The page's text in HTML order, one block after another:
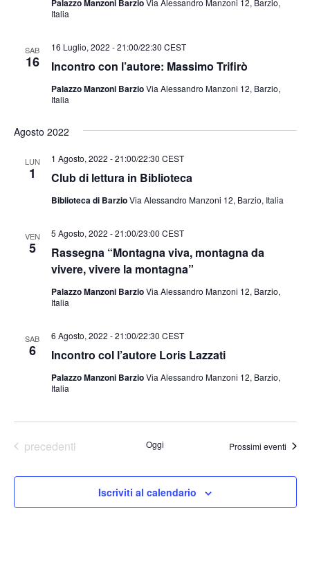
Italia
SAB
16 Incontro con l’autore: Massimo Trifirò
16 Luglio, 2022 - 21:00/22:30 CEST
Palazzo Manzoni BarzioVia Alessandro Manzoni 12, Barzio,
Italia
Agosto 2022
LUN
1 Club di lettura in Biblioteca
1 Agosto, 2022 - 21:00/22:30 CEST
Biblioteca di BarzioVia Alessandro Manzoni 12, Barzio, Italia
VEN
5
Rassegna “Montagna viva, montagna da
vivere, vivere la montagna”
5 Agosto, 2022 - 21:00/23:00 CEST
Palazzo Manzoni BarzioVia Alessandro Manzoni 12, Barzio,
Italia
SAB
6 Incontro col l’autore Loris Lazzati
6 Agosto, 2022 - 21:00/22:30 CEST
Palazzo Manzoni BarzioVia Alessandro Manzoni 12, Barzio,
Italia
Eventi
precedenti Oggi Prossimi eventi
Iscriviti al calendario